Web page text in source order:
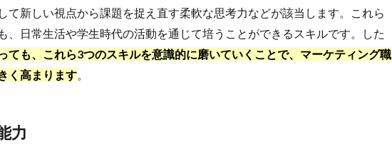
て新しい視点から課題を捉え直す柔軟な思考力などが該当します。これら
、日常生活や学生時代の活動を通じて培うことができるスキルです。した
ても、これら3つのスキルを意識的に磨いていくことで、マーケティング職
く高まります。
力